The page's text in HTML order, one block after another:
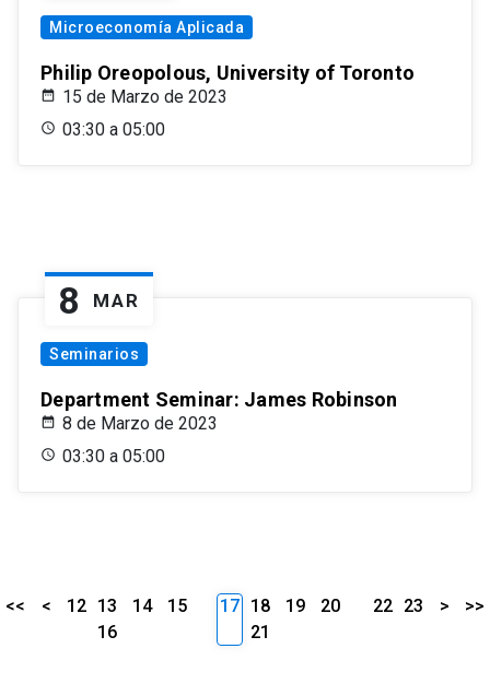
Microeconomía Aplicada
Philip Oreopolous, University of Toronto
15 de Marzo de 2023
03:30 a 05:00
8 MAR
Seminarios
Department Seminar: James Robinson
8 de Marzo de 2023
03:30 a 05:00
<< < 12 13 14
15
16
17 18 19
20
21
22 23 > >>